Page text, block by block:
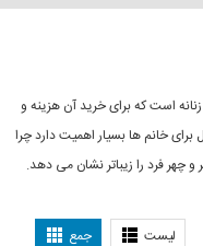
است که برای خرید آن هزینه و
خانم ها بسیار اهمیت دارد چرا
چهر فرد را زیباتر نشان می دهد.
لیست جمع